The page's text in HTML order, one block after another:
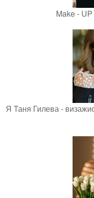
Make -
Я Таня Гилева -